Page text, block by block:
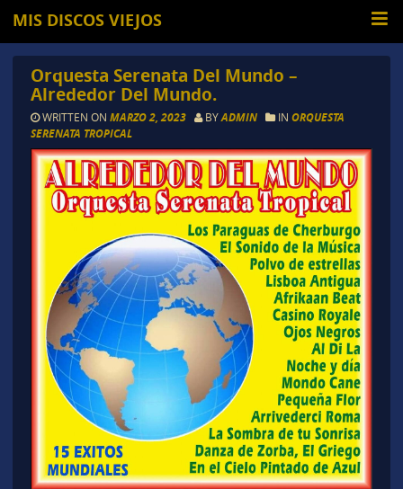
MIS DISCOS VIEJOS
Orquesta Serenata Del Mundo –
Alrededor Del Mundo.
WRITTEN ON MARZO 2, 2023 BYADMIN IN ORQUESTA
SERENATA TROPICAL